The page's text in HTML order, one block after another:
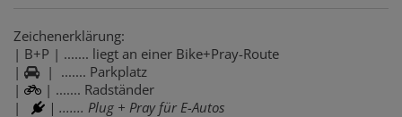
Zeichenerklärung:
| B+P | ....... liegt an einer Bike+Pray-Route
|
| ....... Parkplatz
|
| ....... Radständer
|
| ....... Plug + Pray für E-Autos